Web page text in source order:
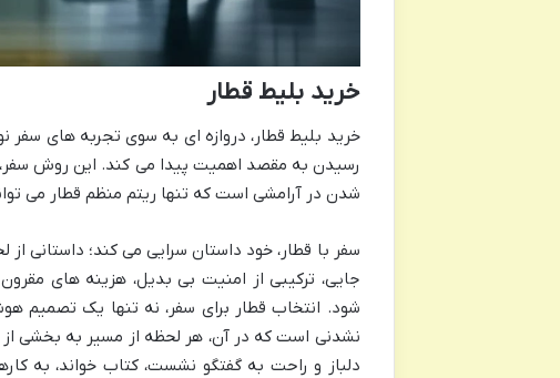
خرید بلیط قطار
خرید بلیط قطار، دروازه ای به سوی تجربه های
رسیدن به مقصد اهمیت پیدا می کند. این روش سفر،
شدن در آرامشی است که تنها ریتم منظم قطار می
سفر با قطار، خود داستان سرایی می کند؛ داستانی
جایی، ترکیبی از امنیت بی بدیل، هزینه های
شود. انتخاب قطار برای سفر، نه تنها یک تصمیم
نشدنی است که در آن، هر لحظه از مسیر به بخشی
دلباز و راحت به گفتگو نشست، کتاب خواند، به